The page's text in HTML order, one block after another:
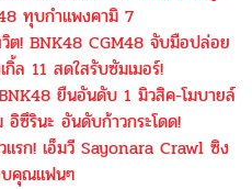
ทุบกำแพงคามิ 7
วิต! BNK48 CGM48 จับมือปล่อย
ล 11 สดใสรับซัมเมอร์!
ยืนอันดับ 1 มิวสิค-โมบายล์
ซึรินะ อันดับก้าวกระโดด!
รก! เอ็มวี Sayonara Crawl ซิง
บคุณแฟนๆ